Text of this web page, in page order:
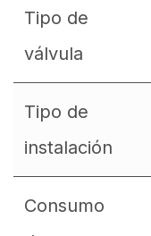
Tipo de
válvula
Tipo de
instalación
Consumo